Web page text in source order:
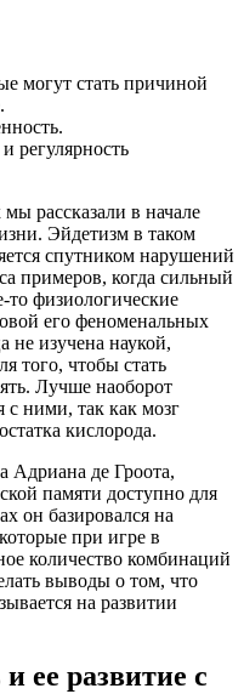
могут стать причиной
регулярность
рассказали в начале
Эйдетизм в таком
спутником нарушений
примеров, когда сильный
то физиологические
его феноменальных
не изучена наукой,
того, чтобы стать
Лучше наоборот
с ними, так как мозг
кислорода.
Адриана де Гроота,
памяти доступно для
он базировался на
при игре в
количество комбинаций
выводы о том, что
на развитии
ее развитие с